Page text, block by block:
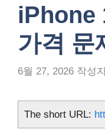
iPhone
가격 문
6월 27, 2026 작성
The short URL: